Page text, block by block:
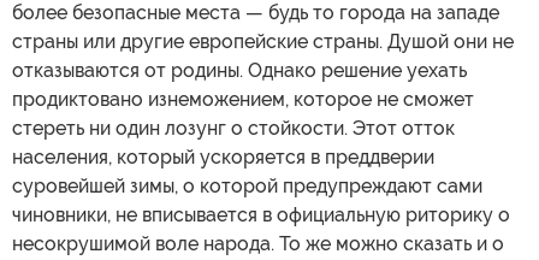
более безопасные места — будь то города на западе
страны или другие европейские страны. Душой они не
отказываются от родины. Однако решение уехать
продиктовано изнеможением, которое не сможет
стереть ни один лозунг о стойкости. Этот отток
населения, который ускоряется в преддверии
суровейшей зимы, о которой предупреждают сами
чиновники, не вписывается в официальную риторику о
несокрушимой воле народа. То же можно сказать и о